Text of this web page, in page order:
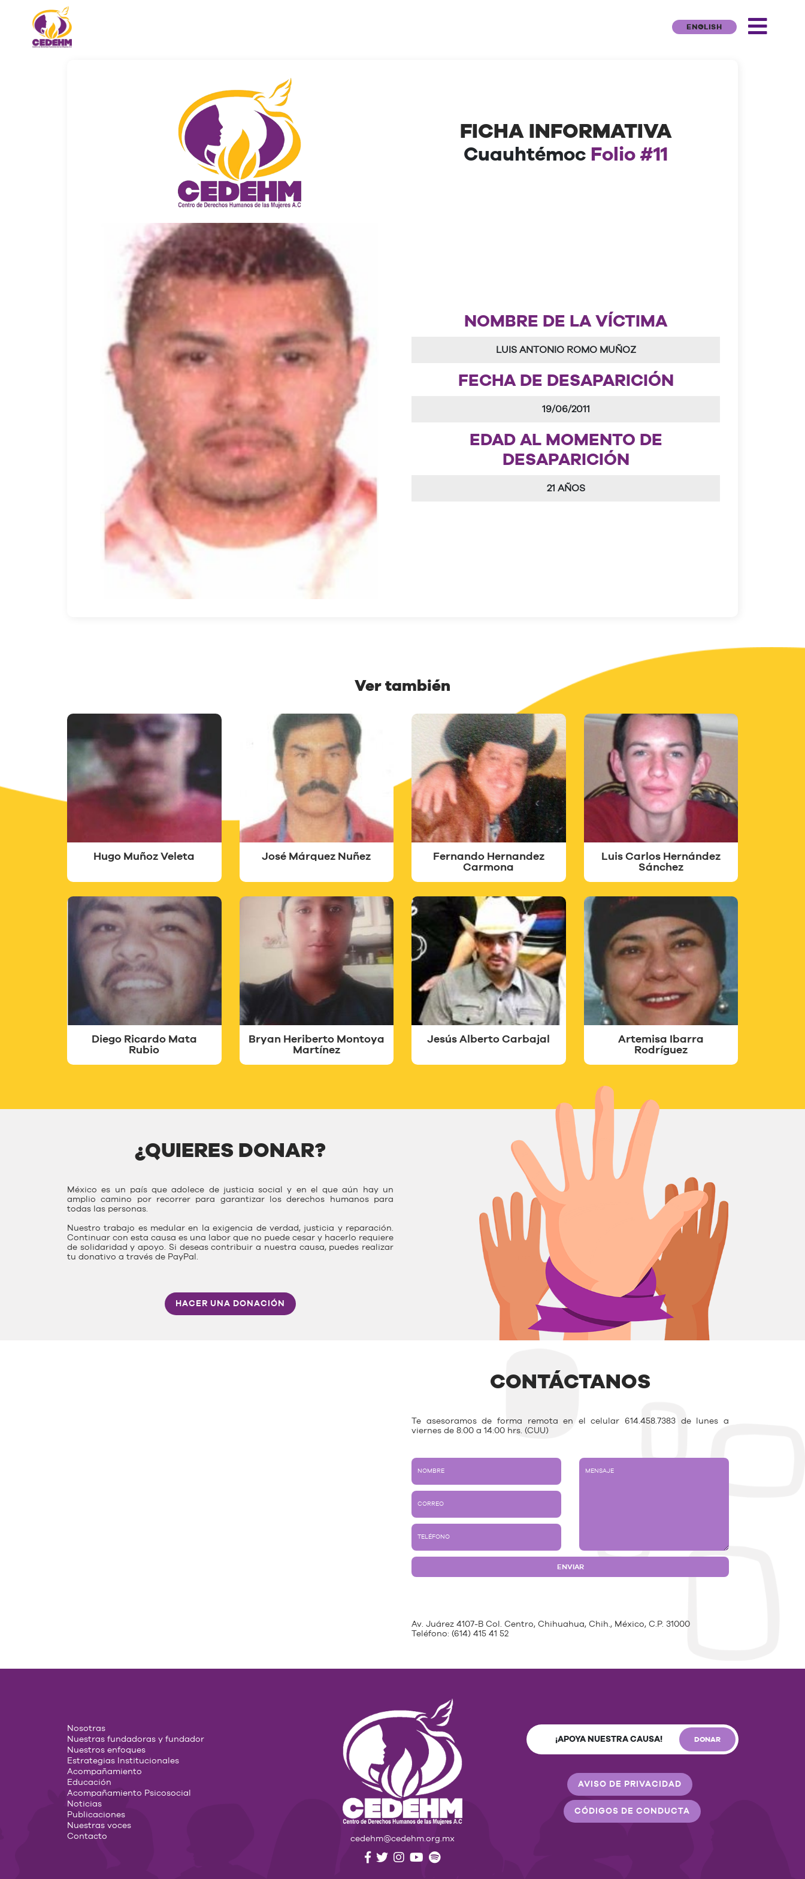
ENGLISH
FICHA INFORMATIVA
Cuauhtémoc Folio #11
NOMBRE DE LA VÍCTIMA
LUIS ANTONIO ROMO MUÑOZ
FECHA DE DESAPARICIÓN
19/06/2011
EDAD AL MOMENTO DE
DESAPARICIÓN
21 AÑOS
Ver también
Hugo Muñoz Veleta José Márquez Nuñez
Fernando Hernandez
Carmona
Luis Carlos Hernández
Sánchez
Diego Ricardo Mata
Rubio
Bryan Heriberto Montoya
Martínez
Jesús Alberto Carbajal
Artemisa Ibarra
Rodríguez
¿QUIERES DONAR?
México es un país que adolece de justicia social y en el que aún hay un
amplio camino por recorrer para garantizar los derechos humanos para
todas las personas.
Nuestro trabajo es medular en la exigencia de verdad, justicia y reparación.
Continuar con esta causa es una labor que no puede cesar y hacerlo requiere
de solidaridad y apoyo. Si deseas contribuir a nuestra causa, puedes realizar
tu donativo a través de PayPal.
HACER UNA DONACIÓN
CONTÁCTANOS
Te asesoramos de forma remota en el celular 614.458.7383 de lunes a
viernes de 8:00 a 14:00 hrs. (CUU)
Av. Juárez 4107-B Col. Centro, Chihuahua, Chih., México, C.P. 31000
Teléfono: (614) 415 41 52
Nosotras
Nuestras fundadoras y fundador
Nuestros enfoques
Estrategias Institucionales
Acompañamiento
Educación
Acompañamiento Psicosocial
Noticias
Publicaciones
Nuestras voces
Contacto
cedehm@cedehm.org.mx
¡APOYA NUESTRA CAUSA! DONAR
AVISO DE PRIVACIDAD
CÓDIGOS DE CONDUCTA